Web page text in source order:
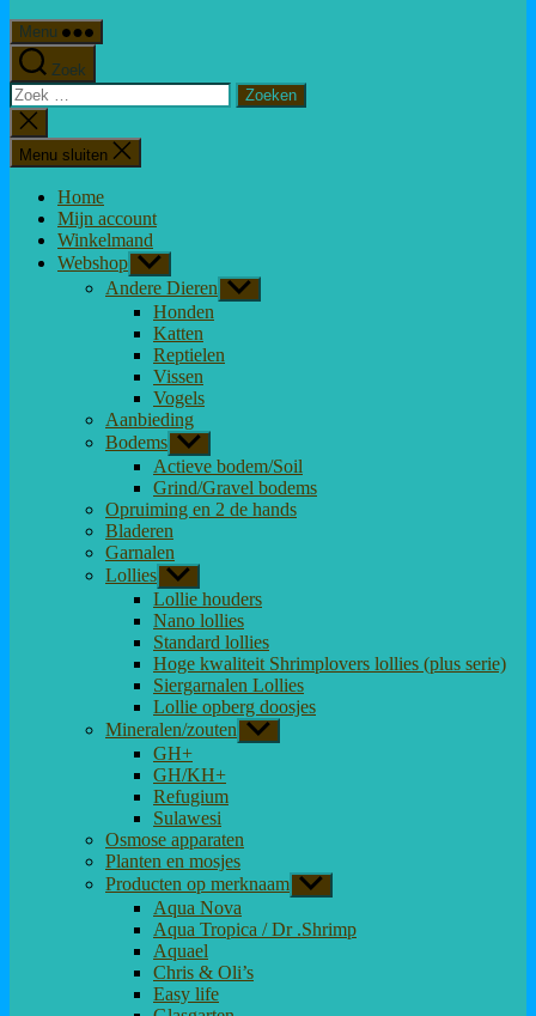
Menu
Zoek
Zoeken
naar:
Zoeken
sluiten
Menu sluiten
Home
Mijn account
Winkelmand
Webshop Toon
submenu
Andere Dieren Toon
submenu
Honden
Katten
Reptielen
Vissen
Vogels
Aanbieding
Bodems Toon
submenu
Actieve bodem/Soil
Grind/Gravel bodems
Opruiming en 2 de hands
Bladeren
Garnalen
Lollies Toon
submenu
Lollie houders
Nano lollies
Standard lollies
Hoge kwaliteit Shrimplovers lollies (plus serie)
Siergarnalen Lollies
Lollie opberg doosjes
Mineralen/zouten Toon
submenu
GH+
GH/KH+
Refugium
Sulawesi
Osmose apparaten
Planten en mosjes
Producten op merknaam Toon
submenu
Aqua Nova
Aqua Tropica / Dr .Shrimp
Aquael
Chris & Oli’s
Easy life